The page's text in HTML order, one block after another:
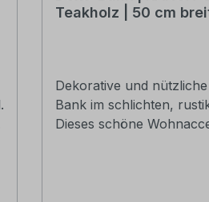
Teakholz | 50 cm
Dekorative und
Bank im schlichten,
Dieses schöne